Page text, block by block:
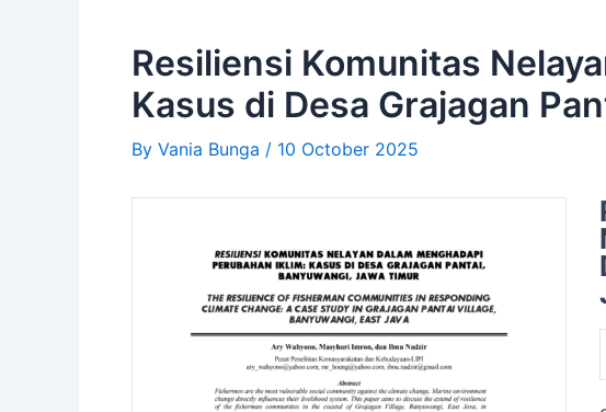
Resiliensi Komunitas
Kasus di Desa Grajagan
By Vania Bunga / 10 October 2025